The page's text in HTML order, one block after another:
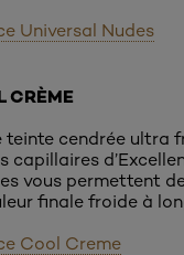
Universal Nudes
CRÈME
teinte cendrée ultra
capillaires
vous permettent
finale froide à
Cool Creme